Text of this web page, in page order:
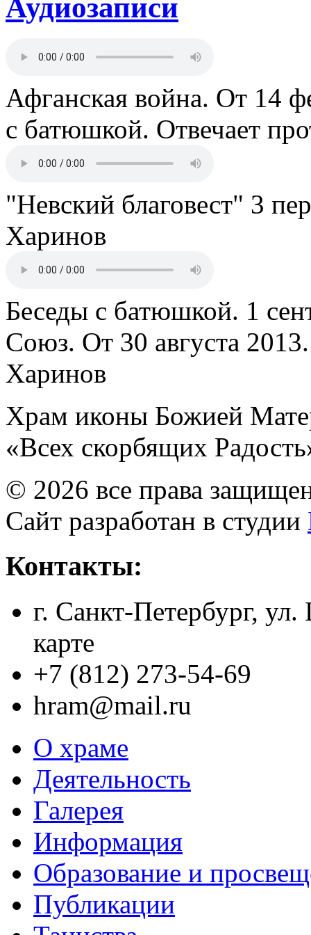
Аудиозаписи
Афганская война. От 14
с батюшкой. Отвечает
"Невский благовест" 3
Харинов
Беседы с батюшкой. 1
Союз. От 30 августа
Харинов
Храм иконы Божией
«Всех скорбящих
© 2026 все права
Сайт разработан в студии
Контакты:
г. Санкт-Петербург,
карте
+7 (812) 273-54-69
hram@mail.ru
О храме
Деятельность
Галерея
Информация
Образование и
Публикации